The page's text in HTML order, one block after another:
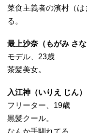
菜食主義者の濱村（
る。
最上沙奈（もがみ さな
モデル、23歳
茶髪美女。
入江神（いりえ じん）
フリーター、19歳
黒髪クール。